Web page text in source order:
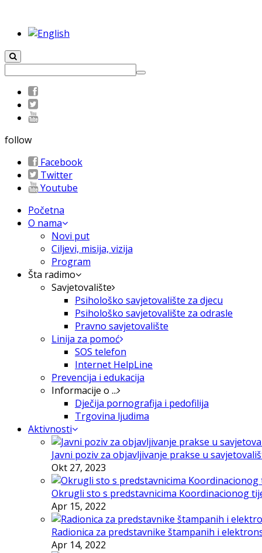
follow
Facebook
Twitter
Youtube
Početna
O nama
Novi put
Ciljevi, misija, vizija
Program
Šta radimo
Savjetovalište
Psihološko savjetovalište za djecu
Psihološko savjetovalište za odrasle
Pravno savjetovalište
Linija za pomoć
SOS telefon
Internet HelpLine
Prevencija i edukacija
Informacije o ...
Dječija pornografija i pedofilija
Trgovina ljudima
Aktivnosti
Javni poziv za objavljivanje prakse u
Okt 27, 2023
Okrugli sto s predstavnicima Koordinacionog
Apr 15, 2022
Radionica za predstavnike štampanih i
Apr 14, 2022